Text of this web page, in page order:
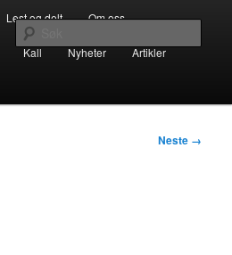
i Norden
Lest og delt Om oss
Kall Nyheter Artikler
Neste →